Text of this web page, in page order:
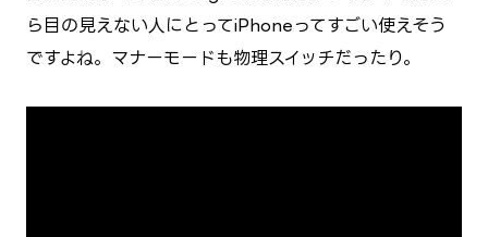
ら目の見えない人にとってiPhoneってすごい使えそう
ですよね。マナーモードも物理スイッチだったり。